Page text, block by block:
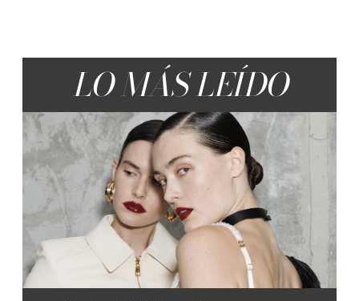
LO MÁS LEÍDO